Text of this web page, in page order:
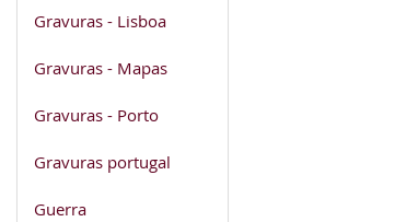
Gravuras - Lisboa
Gravuras - Mapas
Gravuras - Porto
Gravuras portugal
Guerra